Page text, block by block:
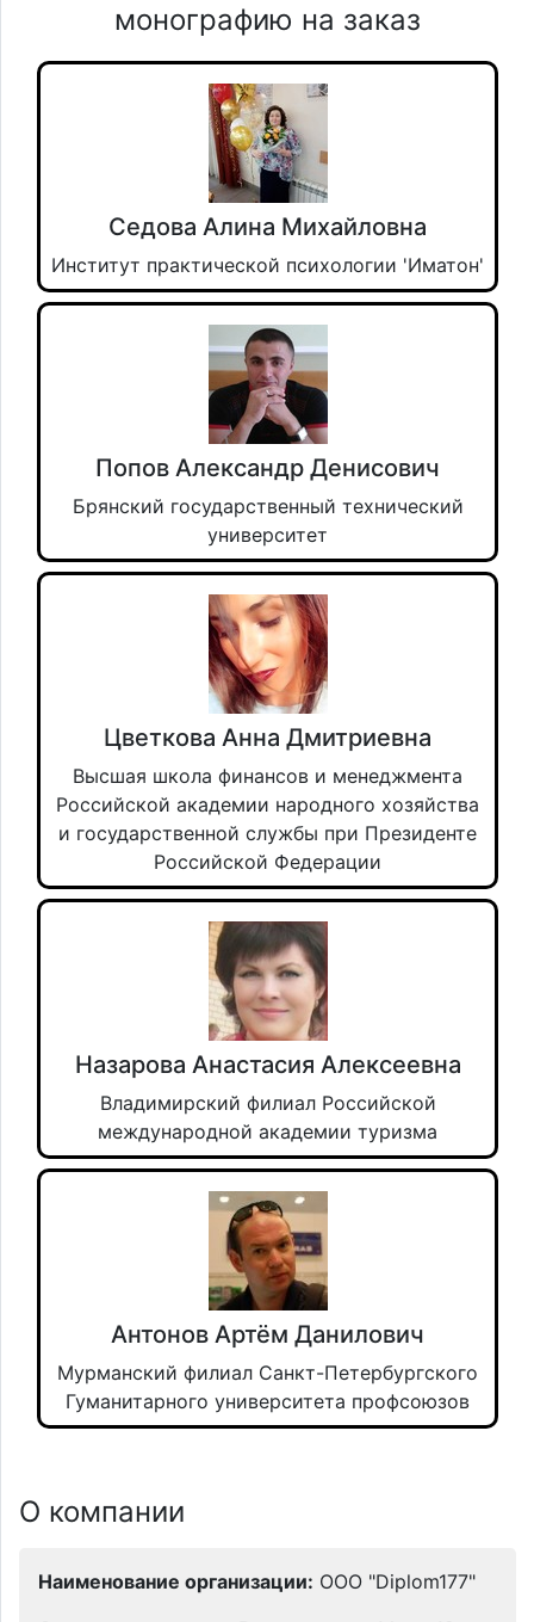
монографию на заказ
Седова Алина Михайловна
Институт практической психологии 'Иматон'
Попов Александр Денисович
Брянский государственный технический
университет
Цветкова Анна Дмитриевна
Высшая школа финансов и менеджмента
Российской академии народного хозяйства
и государственной службы при Президенте
Российской Федерации
Назарова Анастасия Алексеевна
Владимирский филиал Российской
международной академии туризма
Антонов Артём Данилович
Мурманский филиал Санкт-Петербургского
Гуманитарного университета профсоюзов
О компании
Наименование организации: ООО "Diplom177"